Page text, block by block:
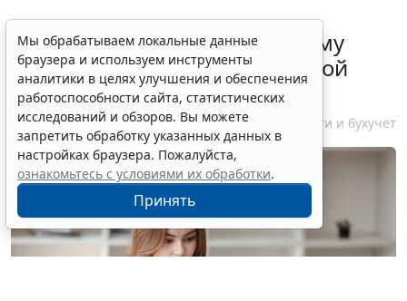
ФНС России рассказала малому
бизнесу о порядке упрощенной
ликвидации компании
7 августа 2026 18:16 Налоги и бухучет
Мы обрабатываем локальные данные
браузера и используем инструменты
аналитики в целях улучшения и обеспечения
работоспособности сайта, статистических
исследований и обзоров. Вы можете
запретить обработку указанных данных в
настройках браузера. Пожалуйста,
ознакомьтесь с условиями их обработки.
Принять